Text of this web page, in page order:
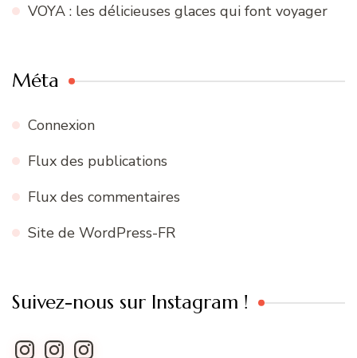
VOYA : les délicieuses glaces qui font voyager
Méta
Connexion
Flux des publications
Flux des commentaires
Site de WordPress-FR
Suivez-nous sur Instagram !
Instagram
InstagramInstagram